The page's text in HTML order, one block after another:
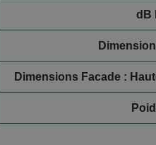
dB
Dimensions Facade :